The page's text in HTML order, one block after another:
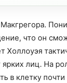
что он
Холлоуэя
ярких лиц. На
в клетку